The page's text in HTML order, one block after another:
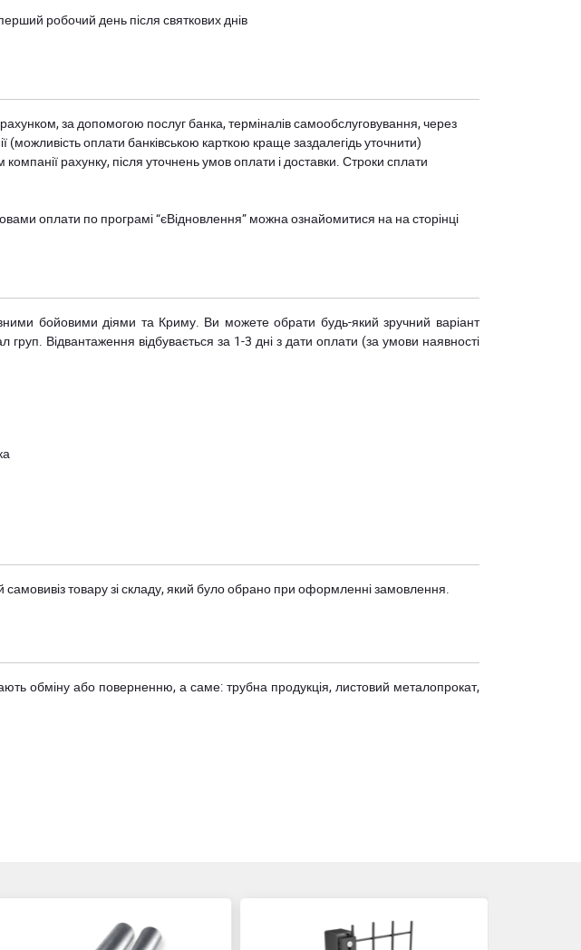
робочий день після святкових днів
за допомогою послуг банка, терміналів самообслуговування, через
оплати банківською карткою краще заздалегідь уточнити)
рахунку, після уточнень умов оплати і доставки. Строки сплати
оплати по програмі “єВідновлення” можна ознайомитися на на сторінці
бойовими діями та Криму. Ви можете обрати будь-який зручний варіант
Відвантаження відбувається за 1-3 дні з дати оплати (за умови наявності
товару зі складу, який було обрано при оформленні замовлення.
обміну або поверненню, а саме: трубна продукція, листовий металопрокат,